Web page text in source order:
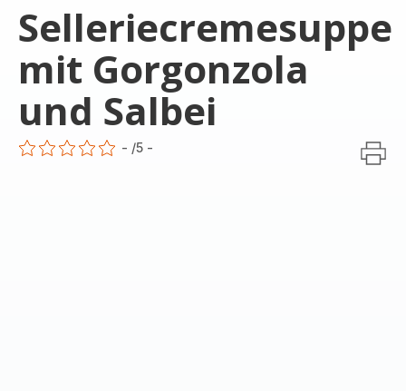
Selleriecremesuppe
mit Gorgonzola
und Salbei
- /5 -